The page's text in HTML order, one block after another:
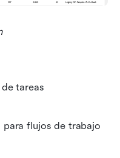
tareas
flujos de trabajo